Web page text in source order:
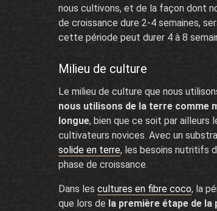
nous cultivons, et de la façon dont
de croissance dure 2-4 semaines,
cette période peut durer 4 à 8
Milieu de culture
Le milieu de culture que nous
nous utilisons de la terre comme
longue, bien que ce soit par ailleurs
cultivateurs novices. Avec un
solide en terre, les besoins nutritifs
phase de croissance.
Dans les cultures en fibre coco, la
que lors de la première étape de